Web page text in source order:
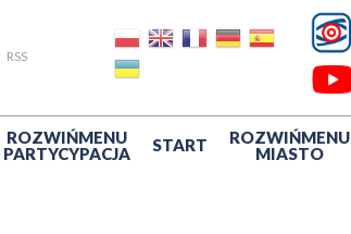
RSS
ROZWIŃMENU
PARTYCYPACJA
START ROZWIŃMENU
MIASTO